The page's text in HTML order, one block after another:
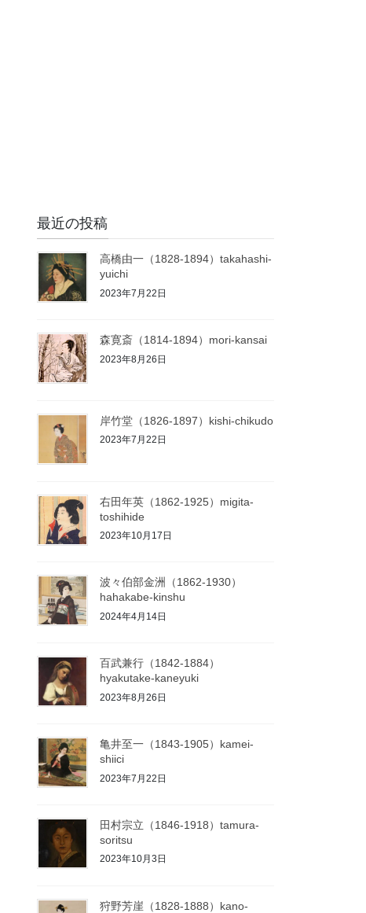
最近の投稿
高橋由一（1828-1894）takahashi-
yuichi
2023年7月22日
森寛斎（1814-1894）mori-kansai
2023年8月26日
岸竹堂（1826-1897）kishi-chikudo
2023年7月22日
右田年英（1862-1925）migita-
toshihide
2023年10月17日
波々伯部金洲（1862-1930）
hahakabe-kinshu
2024年4月14日
百武兼行（1842-1884）
hyakutake-kaneyuki
2023年8月26日
亀井至一（1843-1905）kamei-
shiici
2023年7月22日
田村宗立（1846-1918）tamura-
soritsu
2023年10月3日
狩野芳崖（1828-1888）kano-